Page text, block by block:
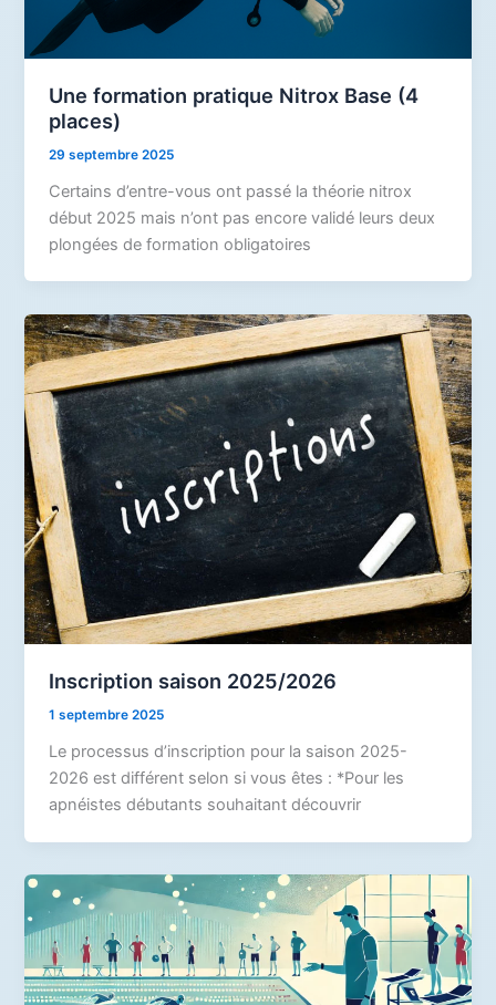
Une formation pratique Nitrox Base (4
places)
29 septembre 2025
Certains d’entre-vous ont passé la théorie nitrox
début 2025 mais n’ont pas encore validé leurs deux
plongées de formation obligatoires
Inscription saison 2025/2026
1 septembre 2025
Le processus d’inscription pour la saison 2025-
2026 est différent selon si vous êtes : *Pour les
apnéistes débutants souhaitant découvrir